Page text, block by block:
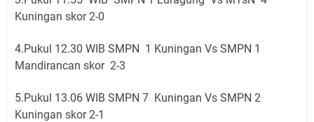
Kuningan skor 2-0
4.Pukul 12.30 WIB SMPN 1 Kuningan Vs SMPN 1
Mandirancan skor 2-3
5.Pukul 13.06 WIB SMPN 7 Kuningan Vs SMPN 2
Kuningan skor 2-1